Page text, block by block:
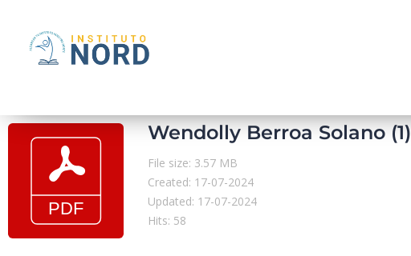
Wendolly Berroa Solano (1)
File size: 3.57 MB
Created: 17-07-2024
Updated: 17-07-2024
Hits: 58